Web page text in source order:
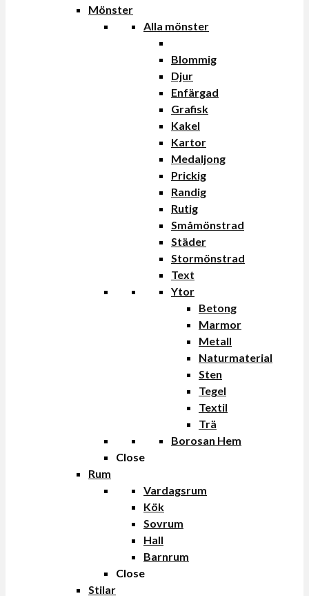
Mönster
Alla mönster
Blommig
Djur
Enfärgad
Grafisk
Kakel
Kartor
Medaljong
Prickig
Randig
Rutig
Småmönstrad
Städer
Stormönstrad
Text
Ytor
Betong
Marmor
Metall
Naturmaterial
Sten
Tegel
Textil
Trä
Borosan Hem
Close
Rum
Vardagsrum
Kök
Sovrum
Hall
Barnrum
Close
Stilar